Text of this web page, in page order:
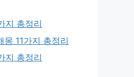
지 총정리
몽 11가지 총정리
지 총정리